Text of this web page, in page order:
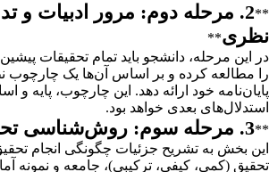
**
2. مرحله دوم: مرور ادبیات و
نظری**
در این مرحله، دانشجو باید تمام تحقیقات
را مطالعه کرده و بر اساس آن‌ها یک
پایان‌نامه خود ارائه دهد. این چارچوب، پایه و
استدلال‌های بعدی خواهد بود.
**3. مرحله سوم: روش‌شناسی تحقیق
این بخش به تشریح جزئیات چگونگی انجام
تحقیق (کمی، کیفی، ترکیبی)، جامعه و نمونه